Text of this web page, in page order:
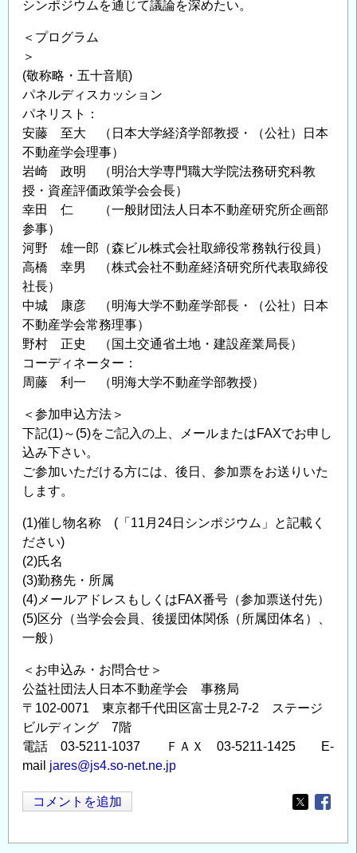
シンポジウムを通じて議論を深めたい。
＜プログラム
＞
(敬称略・五十音順)
パネルディスカッション
パネリスト：
安藤 至大 （日本大学経済学部教授・（公社）日本
不動産学会理事）
岩崎 政明 （明治大学専門職大学院法務研究科教
授・資産評価政策学会会長）
幸田 仁 （一般財団法人日本不動産研究所企画部
参事）
河野 雄一郎（森ビル株式会社取締役常務執行役員）
高橋 幸男 （株式会社不動産経済研究所代表取締役
社長）
中城 康彦 （明海大学不動産学部長・（公社）日本
不動産学会常務理事）
野村 正史 （国土交通省土地・建設産業局長）
コーディネーター：
周藤 利一 （明海大学不動産学部教授）
＜参加申込方法＞
下記(1)～(5)をご記入の上、メールまたはFAXでお申し
込み下さい。
ご参加いただける方には、後日、参加票をお送りいた
します。
(1)催し物名称 (「11月24日シンポジウム」と記載く
ださい)
(2)氏名
(3)勤務先・所属
(4)メールアドレスもしくはFAX番号（参加票送付先）
(5)区分（当学会会員、後援団体関係（所属団体名）、
一般）
＜お申込み・お問合せ＞
公益社団法人日本不動産学会 事務局
〒102-0071 東京都千代田区富士見2-7-2 ステージ
ビルディング 7階
電話 03-5211-1037 ＦＡＸ 03-5211-1425 E-
mail jares@js4.so-net.ne.jp
コメントを追加
Opens in